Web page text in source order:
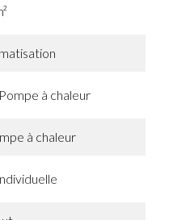
Pompe à chaleur
à chaleur